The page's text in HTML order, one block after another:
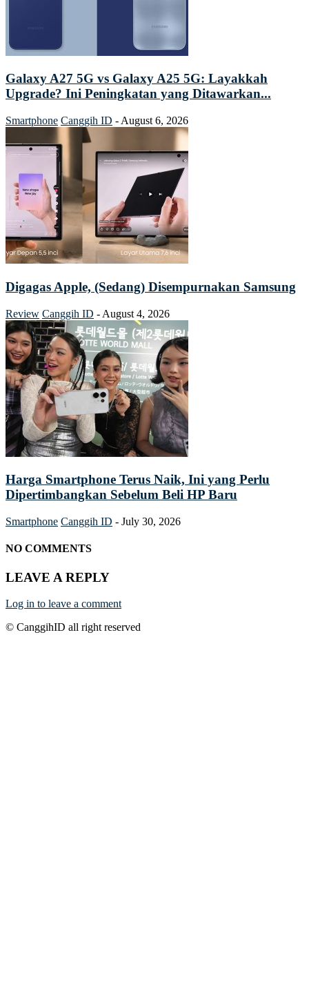
Galaxy A27 5G vs Galaxy A25 5G: Layakkah
Upgrade? Ini Peningkatan yang Ditawarkan...
Smartphone Canggih ID - August 6, 2026
Digagas Apple, (Sedang) Disempurnakan Samsung
Review Canggih ID - August 4, 2026
Harga Smartphone Terus Naik, Ini yang Perlu
Dipertimbangkan Sebelum Beli HP Baru
Smartphone Canggih ID - July 30, 2026
NO COMMENTS
LEAVE A REPLY
Log in to leave a comment
© CanggihID all right reserved